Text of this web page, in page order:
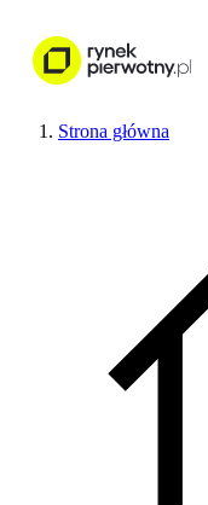
Strona główna